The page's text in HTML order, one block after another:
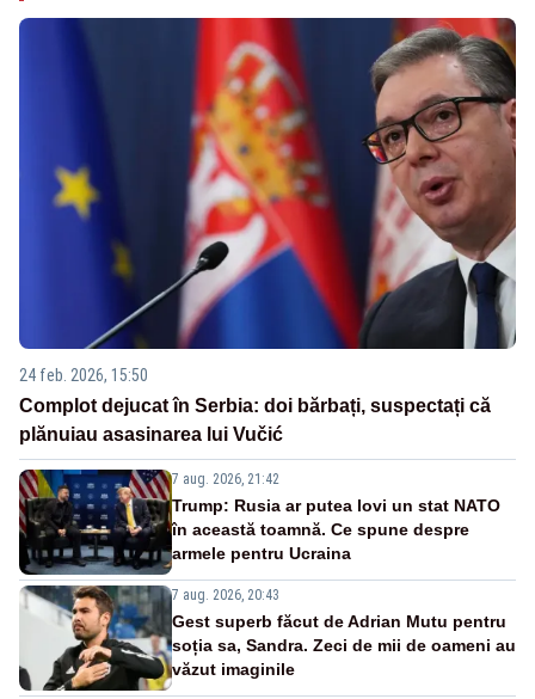
24 feb. 2026, 15:50
Complot dejucat în Serbia: doi bărbați, suspectați că
plănuiau asasinarea lui Vučić
7 aug. 2026, 21:42
Trump: Rusia ar putea lovi un stat NATO
în această toamnă. Ce spune despre
armele pentru Ucraina
7 aug. 2026, 20:43
Gest superb făcut de Adrian Mutu pentru
soția sa, Sandra. Zeci de mii de oameni au
văzut imaginile